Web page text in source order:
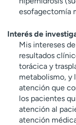
esofagectomía
Interés de
Mis intereses
resultados
torácica y
metabolismo, y
atención que
los pacientes
atención al
atención